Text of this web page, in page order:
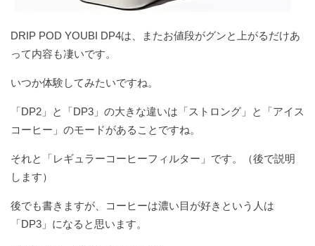
DRIP POD YOUBI DP4は、またお値段がグンと上がるだけあ
って内容も凄いです。
いつか体験してみたいですね。
「DP2」と「DP3」の大きな違いは「ストロング」と「アイス
コーヒー」のモードがあることですね。
それと「レギュラーコーヒーフィルター」です。（後で説明
します）
後でも書きますが、コーヒーは濃い目が好きという人は
「DP3」になると思います。